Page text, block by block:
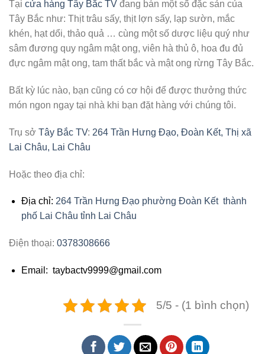
Tại cửa hàng Tây Bắc TV đang bán một số đặc sản của
Tây Bắc như: Thịt trâu sấy, thịt lợn sấy, lạp sườn, mắc
khén, hạt dổi, thảo quả … cùng một số dược liệu quý như
sâm đương quy ngâm mật ong, viên hà thủ ô, hoa đu đủ
đực ngâm mật ong, tam thất bắc và mật ong rừng Tây Bắc.
Bất kỳ lúc nào, bạn cũng có cơ hội để được thưởng thức
món ngon ngay tại nhà khi bạn đặt hàng với chúng tôi.
Trụ sở Tây Bắc TV: 264 Trần Hưng Đạo, Đoàn Kết, Thị xã
Lai Châu, Lai Châu
Hoặc theo địa chỉ:
Địa chỉ: 264 Trần Hưng Đạo phường Đoàn Kết thành
phố Lai Châu tỉnh Lai Châu
Điện thoại: 0378308666
Email: taybactv9999@gmail.com
5/5 - (1 bình chọn)